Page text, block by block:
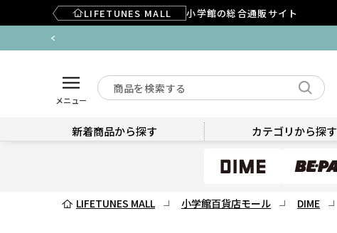
LIFETUNES MALL 小学館の総合通販サイト
メニュー
新着商品から探す カテゴリから探す
LIFETUNES MALL 小学館百貨店モール DIME